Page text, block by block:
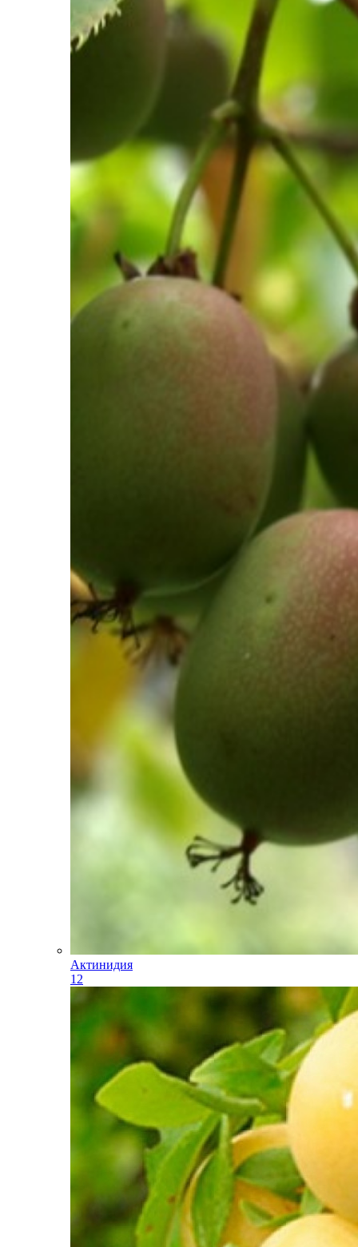
Актинидия
12